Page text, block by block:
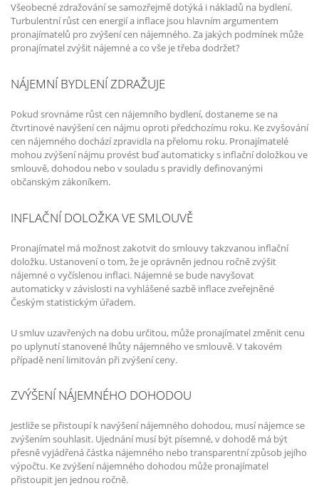
Všeobecné zdražování se samozřejmě dotýká i nákladů na bydlení.
Turbulentní růst cen energií a inflace jsou hlavním argumentem
pronajímatelů pro zvýšení cen nájemného. Za jakých podmínek může
pronajímatel zvýšit nájemné a co vše je třeba dodržet?
NÁJEMNÍ BYDLENÍ ZDRAŽUJE
Pokud srovnáme růst cen nájemního bydlení, dostaneme se na
čtvrtinové navýšení cen nájmu oproti předchozímu roku. Ke zvyšování
cen nájemného dochází zpravidla na přelomu roku. Pronajímatelé
mohou zvýšení nájmu provést buď automaticky s inflační doložkou ve
smlouvě, dohodou nebo v souladu s pravidly definovanými
občanským zákoníkem.
INFLAČNÍ DOLOŽKA VE SMLOUVĚ
Pronajímatel má možnost zakotvit do smlouvy takzvanou inflační
doložku. Ustanovení o tom, že je oprávněn jednou ročně zvýšit
nájemné o vyčíslenou inflaci. Nájemné se bude navyšovat
automaticky v závislosti na vyhlášené sazbě inflace zveřejněné
Českým statistickým úřadem.
U smluv uzavřených na dobu určitou, může pronajímatel změnit cenu
po uplynutí stanovené lhůty nájemného ve smlouvě. V takovém
případě není limitován při zvýšení ceny.
ZVÝŠENÍ NÁJEMNÉHO DOHODOU
Jestliže se přistoupí k navýšení nájemného dohodou, musí nájemce se
zvýšením souhlasit. Ujednání musí být písemné, v dohodě má být
přesně vyjádřená částka nájemného nebo transparentní způsob jejího
výpočtu. Ke zvýšení nájemného dohodou může pronajímatel
přistoupit jen jednou ročně.